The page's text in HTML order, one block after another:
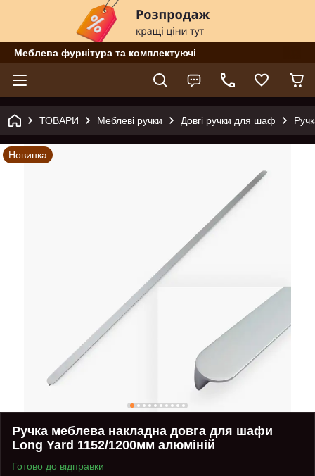
Меблева фурнітура та комплектуючі
ТОВАРИ Меблеві ручки Довгі ручки для шаф
Новинка
Ручка меблева накладна довга для шафи
Long Yard 1152/1200мм алюміній
Готово до відправки